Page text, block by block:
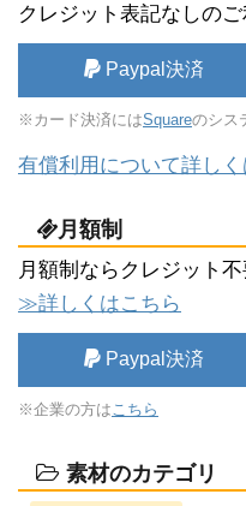
クレジット表記なしの
Paypal決済
※カード決済にはSquareのシス
有償利用について詳し
月額制
月額制ならクレジット不
≫詳しくはこちら
Paypal決済
※企業の方は こちら
素材のカテゴリ